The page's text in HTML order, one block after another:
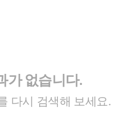
가 없습니다.
다시 검색해 보세요.